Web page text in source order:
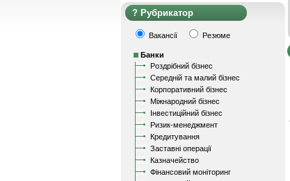
Рубрикатор
Вакансії Резюме
Банки
Роздрібний бізнес
Середній та малий бізнес
Корпоративний бізнес
Міжнародний бізнес
Інвестиційний бізнес
Ризик-менеджмент
Кредитування
Заставні операції
Казначейство
Фінансовий моніторинг